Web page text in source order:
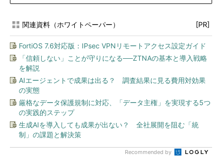
関連資料（ホワイトペーパー） [PR]
FortiOS 7.6対応版：IPsec VPNリモートアクセス設定ガイド
「信頼しない」ことが守りになる──ZTNAの基本と導入戦略
を解説
AIエージェントで成果は出る？ 調査結果に見る費用対効果
の実態
厳格なデータ保護規制に対応、「データ主権」を実現する5つ
の実践的ステップ
生成AIを導入しても成果が出ない？ 全社展開を阻む「統
制」の課題と解決策
Recommended by